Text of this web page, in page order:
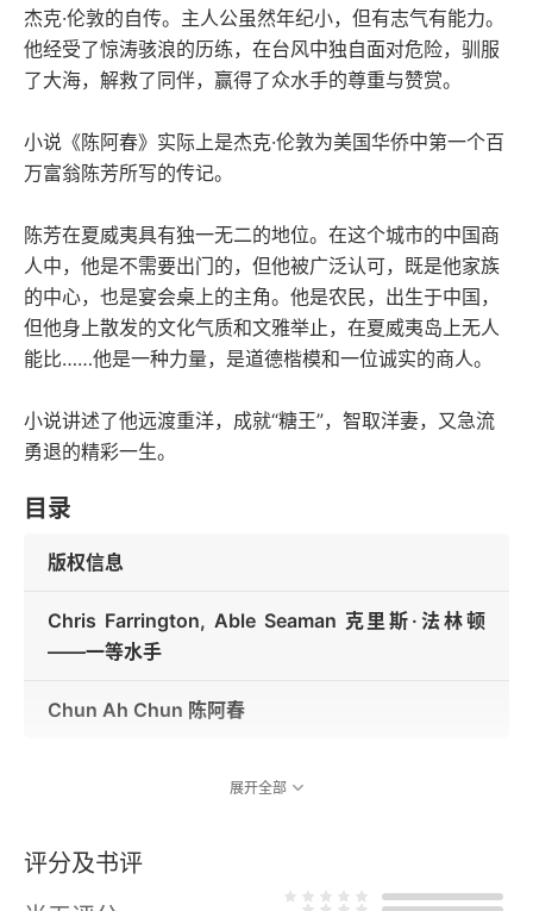
杰克·伦敦的自传。主人公虽然年纪小，但有志气有能力。
他经受了惊涛骇浪的历练，在台风中独自面对危险，驯服
了大海，解救了同伴，赢得了众水手的尊重与赞赏。
小说《陈阿春》实际上是杰克·伦敦为美国华侨中第一个百
万富翁陈芳所写的传记。
陈芳在夏威夷具有独一无二的地位。在这个城市的中国商
人中，他是不需要出门的，但他被广泛认可，既是他家族
的中心，也是宴会桌上的主角。他是农民，出生于中国，
但他身上散发的文化气质和文雅举止，在夏威夷岛上无人
能比……他是一种力量，是道德楷模和一位诚实的商人。
小说讲述了他远渡重洋，成就“糖王”，智取洋妻，又急流
勇退的精彩一生。
目录
版权信息
Chris Farrington, Able Seaman 克里斯·法林顿
——一等水手
Chun Ah Chun 陈阿春
展开全部
评分及书评